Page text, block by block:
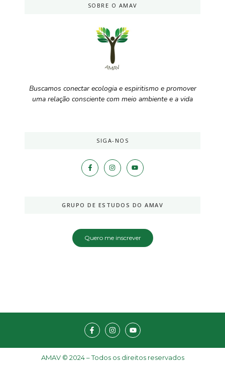
SOBRE O AMAV
Buscamos conectar ecologia e espiritismo e promover
uma relação consciente com meio ambiente e a vida
SIGA-NOS
GRUPO DE ESTUDOS DO AMAV
Quero me inscrever
AMAV © 2024 – Todos os direitos reservados